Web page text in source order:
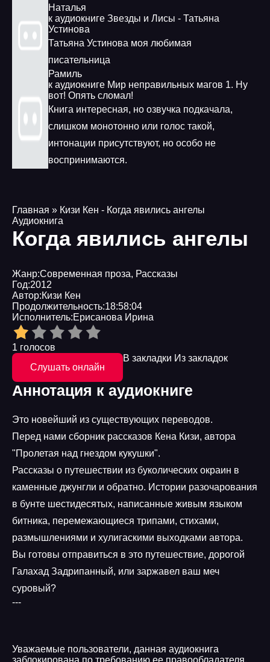
Наталья
к аудиокниге Звезды и Лисы - Татьяна
Устинова
Татьяна Устинова моя любимая
писательница
Рамиль
к аудиокниге Мир неправильных магов 1. Ну
вот! Опять сломал!
Книга интересная, но озвучка подкачала,
слишком монотонно или голос такой,
интонации присутствуют, но особо не
воспринимаются.
Главная » Кизи Кен - Когда явились ангелы
Аудиокнига
Когда явились ангелы
Жанр:Современная проза, Рассказы
Год:2012
Автор:Кизи Кен
Продолжительность:18:58:04
Исполнитель:Ерисанова Ирина
1 голосов
Слушать онлайн
В закладки Из закладок
Аннотация к аудиокниге
Это новейший из существующих переводов.
Перед нами сборник рассказов Кена Кизи, автора
"Пролетая над гнездом кукушки".
Рассказы о путешествии из буколических окраин в
каменные джунгли и обратно. Истории разочарования
в бунте шестидесятых, написанные живым языком
битника, перемежающиеся трипами, стихами,
размышлениями и хулигаскими выходками автора.
Вы готовы отправиться в это путешествие, дорогой
Галахад Задрипанный, или заржавел ваш меч
суровый?
---
Уважаемые пользователи, данная аудиокнига
заблокирована по требованию ее правообладателя.